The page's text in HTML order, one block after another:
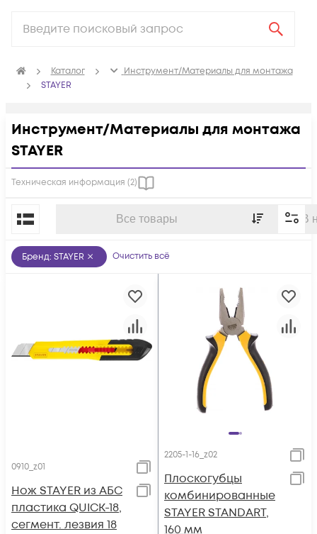
Каталог
Инструмент/Материалы для монтажа
STAYER
Инструмент/Материалы для монтажа
STAYER
Техническая информация (2)
Все товары В
По популярности
Бренд: STAYER Очистить всё
0910_z01
Нож STAYER из АБС
пластика QUICK-18,
сегмент. лезвия 18
2205-1-16_z02
Плоскогубцы
комбинированные
STAYER STANDART,
160 мм